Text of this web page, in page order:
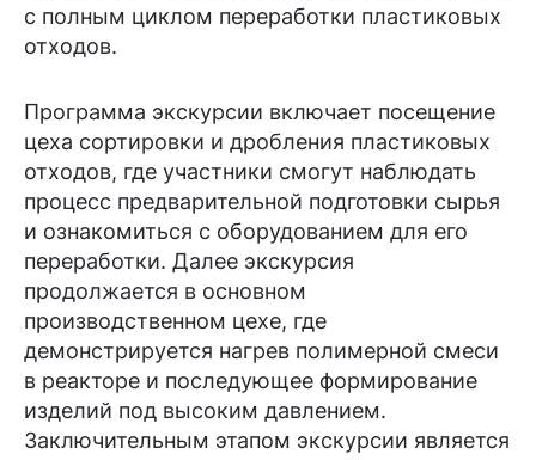
с полным циклом переработки пластиковых
отходов.
Программа экскурсии включает посещение
цеха сортировки и дробления пластиковых
отходов, где участники смогут наблюдать
процесс предварительной подготовки сырья
и ознакомиться с оборудованием для его
переработки. Далее экскурсия
продолжается в основном
производственном цехе, где
демонстрируется нагрев полимерной смеси
в реакторе и последующее формирование
изделий под высоким давлением.
Заключительным этапом экскурсии является